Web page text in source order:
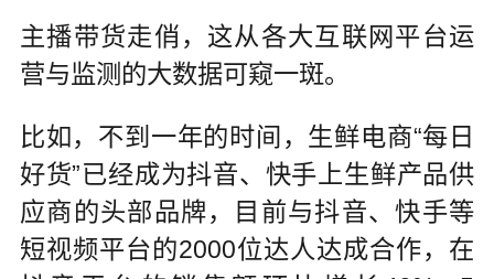
主播带货走俏，这从各大互联网平台运
营与监测的大数据可窥一斑。
比如，不到一年的时间，生鲜电商“每日
好货”已经成为抖音、快手上生鲜产品供
应商的头部品牌，目前与抖音、快手等
短视频平台的2000位达人达成合作，在